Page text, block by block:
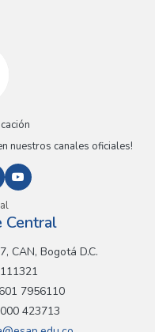
nuestros canales oficiales!
Central
CAN, Bogotá D.C.
111321
7956110
423713